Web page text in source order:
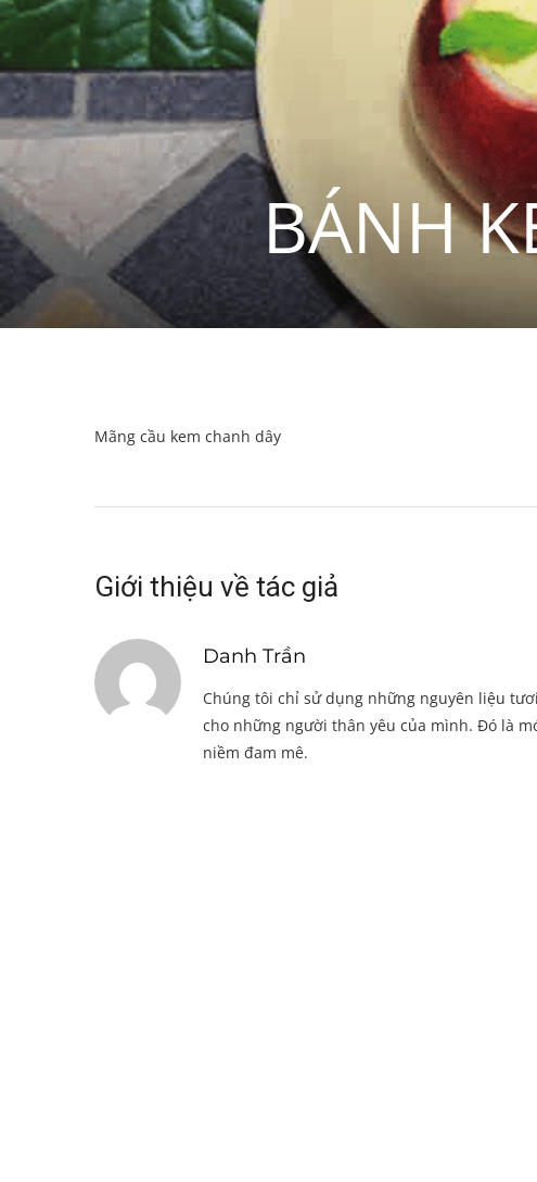
BÁNH
Mãng cầu kem chanh dây
Giới thiệu về tác giả
Danh Trần
Chúng tôi chỉ sử dụng những nguyên liệu
cho những người thân yêu của mình. Đó là
niềm đam mê.